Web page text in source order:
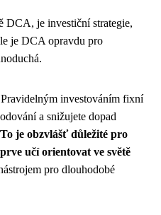
DCA, je investiční strategie,
je DCA opravdu pro
investováním fixní
a snižujete dopad
To je obzvlášť důležité pro
učí orientovat ve světě
pro dlouhodobé